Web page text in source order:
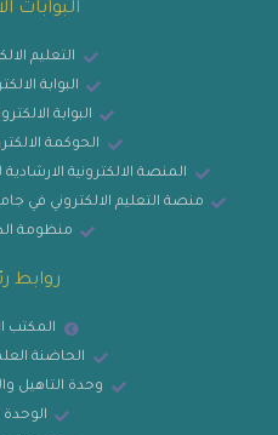
البوابات
التعليم
البوابة
البوابة
الحوكمة
المنصة الالكترونية
منصة التعليم الالكتروني في
منظومة
روابط
المكتب
الحاضنة
وحدة التاهيل
الوحدة